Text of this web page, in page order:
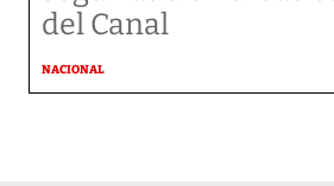
del Canal
NACIONAL